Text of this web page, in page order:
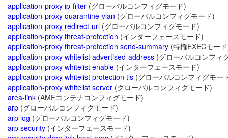
application-proxy ip-filter (グローバルコンフィグモード)
application-proxy quarantine-vlan (グローバルコンフィグモード)
application-proxy redirect-url (グローバルコンフィグモード)
application-proxy threat-protection (インターフェースモード)
application-proxy threat-protection send-summary (特権EXECモー
application-proxy whitelist advertised-address (グローバルコンフィ
application-proxy whitelist enable (インターフェースモード)
application-proxy whitelist protection tls (グローバルコンフィグモー
application-proxy whitelist server (グローバルコンフィグモード)
area-link (AMFコンテナコンフィグモード)
arp (グローバルコンフィグモード)
arp log (グローバルコンフィグモード)
arp security (インターフェースモード)